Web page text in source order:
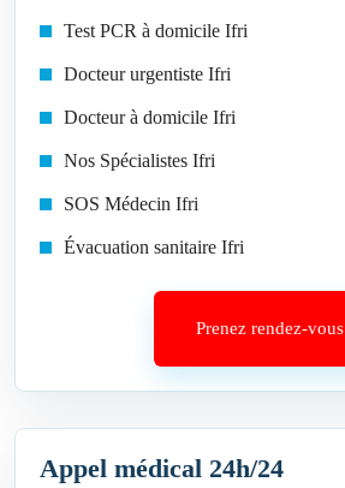
Test PCR à domicile Ifri
Docteur urgentiste Ifri
Docteur à domicile Ifri
Nos Spécialistes Ifri
SOS Médecin Ifri
Évacuation sanitaire Ifri
Prenez rendez-vous
Appel médical 24h/24